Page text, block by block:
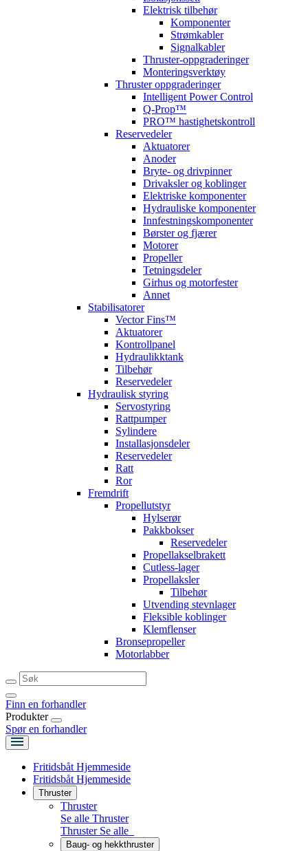
Elektrisk tilbehør
Komponenter
Strømkabler
Signalkabler
Thruster-oppgraderinger
Monteringsverktøy
Thruster oppgraderinger
Intelligent Power Control
Q-Prop™
PRO™ hastighetskontroll
Reservedeler
Aktuatorer
Anoder
Bryte- og drivpinner
Drivaksler og koblinger
Elektriske komponenter
Hydrauliske komponenter
Innfestningskomponenter
Børster og fjærer
Motorer
Propeller
Tetningsdeler
Girhus og motorfester
Annet
Stabilisatorer
Vector Fins™
Aktuatorer
Kontrollpanel
Hydraulikktank
Tilbehør
Reservedeler
Hydraulisk styring
Servostyring
Rattpumper
Sylindere
Installasjonsdeler
Reservedeler
Ratt
Ror
Fremdrift
Propellutstyr
Hylserør
Pakkbokser
Reservedeler
Propellakselbrakett
Cutless-lager
Propellaksler
Tilbehør
Utvending stevnlager
Fleksible koblinger
Klemflenser
Bronsepropeller
Motorlabber
Finn en forhandler
Produkter
Spør en forhandler
Fritidsbåt Hjemmeside
Fritidsbåt Hjemmeside
Thruster
Thruster
Se alle Thruster
Thruster Se alle
Baug- og hekkthruster